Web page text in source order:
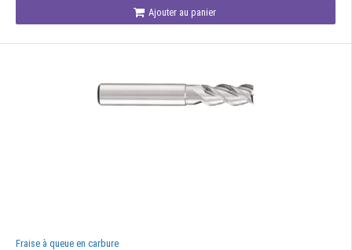
Ajouter au panier
Fraise à queue en carbure